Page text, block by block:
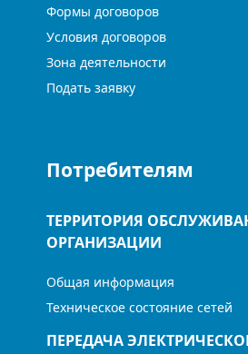
Формы договоров
Условия договоров
Зона деятельности
Подать заявку
Потребителям
ТЕРРИТОРИЯ
ОРГАНИЗАЦИИ
Общая информация
Техническое состояние сетей
ПЕРЕДАЧА